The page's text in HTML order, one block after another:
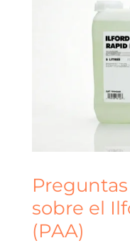
sobre el
(PAA)